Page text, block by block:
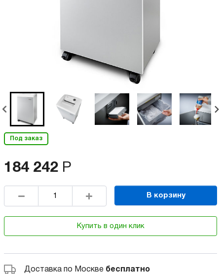
Под заказ
184 242 Р
В корзину
Купить в один клик
Доставка по Москве бесплатно